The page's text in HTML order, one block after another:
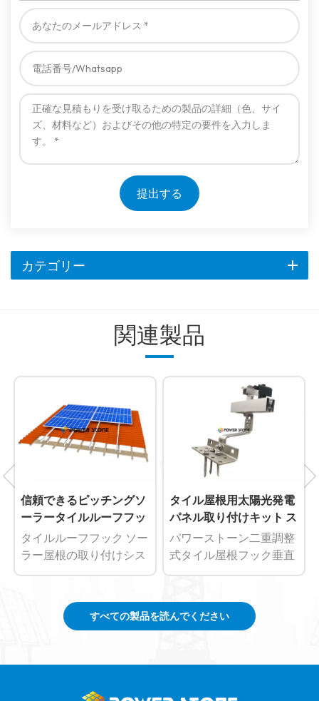
提出する
カテゴリー
関連製品
信頼できるピッチングソ
ーラータイルルーフフッ
クマウントシステム
タイルルーフフック ソー
ラー屋根の取り付けシス
テムは、タイル屋の屋根
するための堅牢で耐久性
があり、非常に効率的な
タイル屋根用太陽光発電
パネル取り付けキット ス
テンレス製 ソーラーパネ
ル用 二重調整可能屋根フ
パワーストーン二重調整
式タイル屋根フック垂直
方向と水平方向の両方の
ネルを最適な位置に配置
してエネルギー回収を最
すべての製品を読んでください